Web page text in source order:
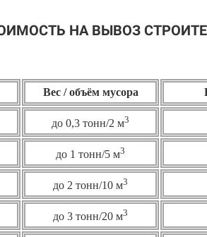
НА ВЫВОЗ
Вес / объём мусора
до 0,3 тонн/2 м3
до 1 тонн/5 м3
до 2 тонн/10 м3
до 3 тонн/20 м3